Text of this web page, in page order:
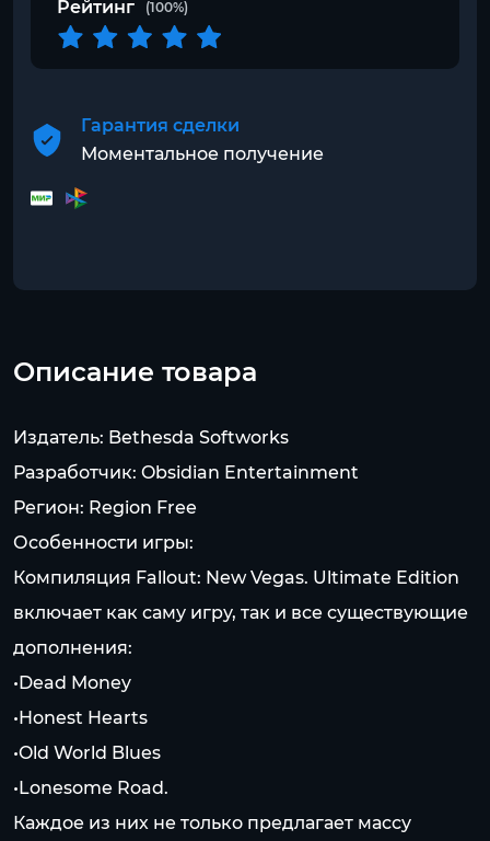
Рейтинг (100%)
Гарантия сделки
Моментальное получение
Описание товара
Издатель: Bethesda Softworks
Разработчик: Obsidian Entertainment
Регион: Region Free
Особенности игры:
Компиляция Fallout: New Vegas. Ultimate Edition
включает как саму игру, так и все существующие
дополнения:
•Dead Money
•Honest Hearts
•Old World Blues
•Lonesome Road.
Каждое из них не только предлагает массу